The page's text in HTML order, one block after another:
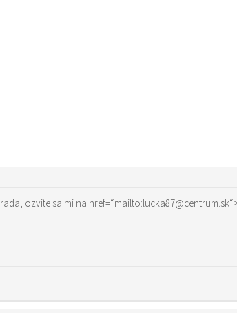
Budem rada, ozvite sa mi na